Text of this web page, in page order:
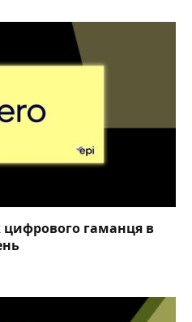
цифрового гаманця в